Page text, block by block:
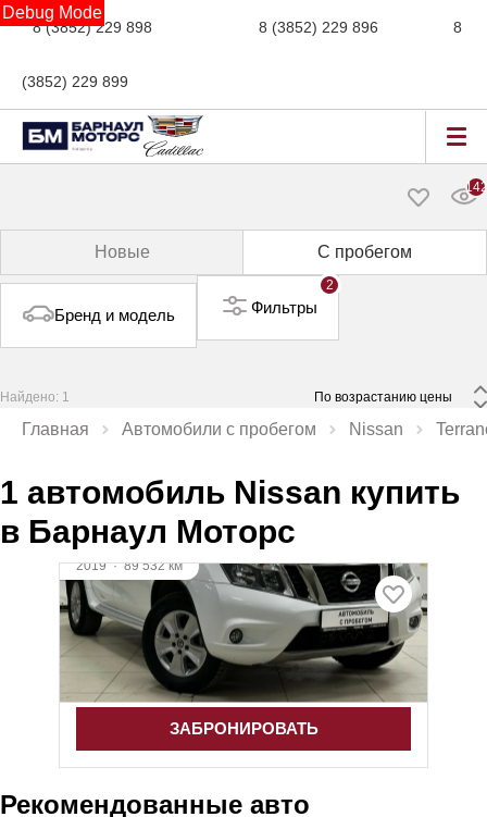
Debug Mode
8 (3852) 229 898 8 (3852) 229 896 8
(3852) 229 899
142
Новые С пробегом
Бренд и модель
2
Фильтры
Найдено: 1
Главная Автомобили с пробегом Nissan
1 автомобиль Nissan купить
в Барнаул Моторс
2019·89 532 км
Nissan Terrano
2 л (143 л.с.), АКПП, бензин, полный
1 570 000 ₽
ЗАБРОНИРОВАТЬ
Рекомендованные авто